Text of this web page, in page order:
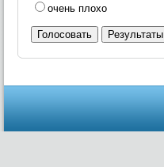
очень плохо
Голосовать Результаты